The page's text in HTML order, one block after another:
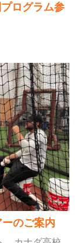
ログラム参
のご案内